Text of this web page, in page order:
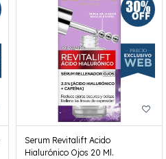
Serum Revitalift Acido
Hialurónico Ojos 20 Ml.